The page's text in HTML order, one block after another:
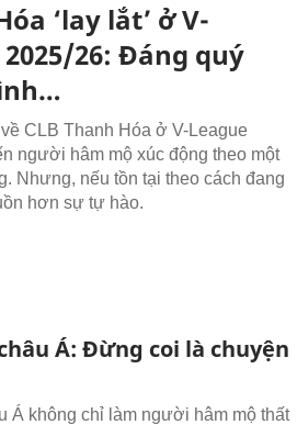
‘lay lắt’ ở V-
26: Đáng quý
CLB Thanh Hóa ở V-League
người hâm mộ xúc động theo một
Nhưng, nếu tồn tại theo cách đang
hơn sự tự hào.
Á: Đừng coi là chuyện
Á không chỉ làm người hâm mộ thất